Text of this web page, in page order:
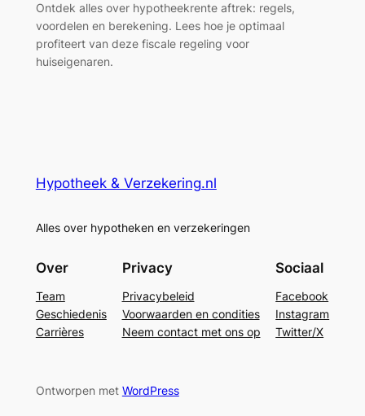
Ontdek alles over hypotheekrente aftrek: regels,
voordelen en berekening. Lees hoe je optimaal
profiteert van deze fiscale regeling voor
huiseigenaren.
Hypotheek & Verzekering.nl
Alles over hypotheken en verzekeringen
Over
Team
Geschiedenis
Carrières
Privacy
Privacybeleid
Voorwaarden en condities
Neem contact met ons op
Sociaal
Facebook
Instagram
Twitter/X
Ontworpen met WordPress